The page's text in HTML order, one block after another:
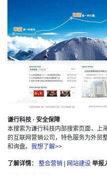
谦行科技 · 安全保障
本搜索为谦行科技内部搜索页面，上
的互联网营销公司，特色服务为外贸
和询盘。 我想了解>>
了解详情： 整合营销 网站建设 举报